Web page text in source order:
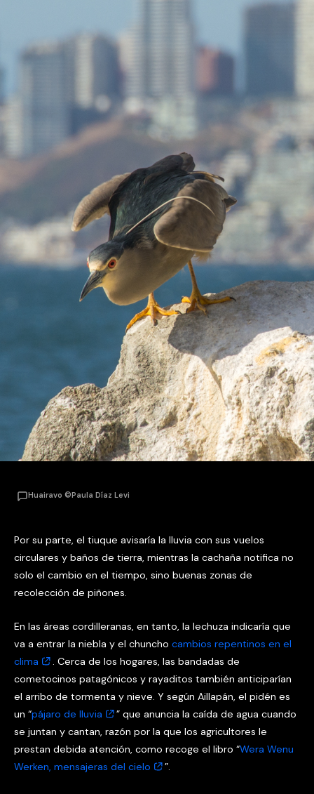
Huairavo ©Paula Díaz Levi
Por su parte, el tiuque avisaría la lluvia con sus vuelos
circulares y baños de tierra, mientras la cachaña notifica no
solo el cambio en el tiempo, sino buenas zonas de
recolección de piñones.
En las áreas cordilleranas, en tanto, la lechuza indicaría que
va a entrar la niebla y el chuncho cambios repentinos en el
clima
. Cerca de los hogares, las bandadas de
cometocinos patagónicos y rayaditos también anticiparían
el arribo de tormenta y nieve. Y según Aillapán, el pidén es
un “pájaro de lluvia
” que anuncia la caída de agua cuando
se juntan y cantan, razón por la que los agricultores le
prestan debida atención, como recoge el libro “Wera Wenu
Werken, mensajeras del cielo
”.